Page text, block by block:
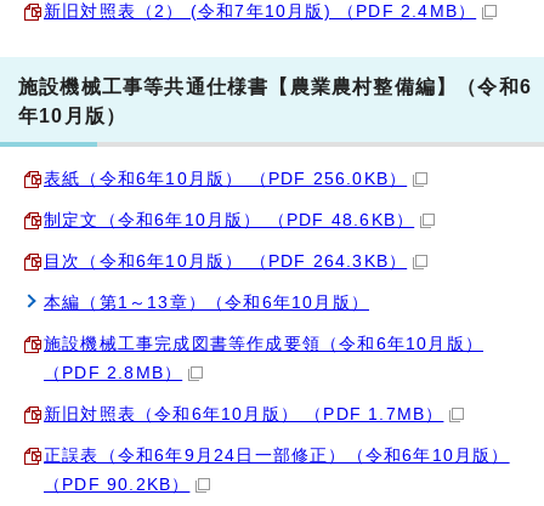
新旧対照表（2） (令和7年10月版) （PDF 2.4MB）
施設機械工事等共通仕様書【農業農村整備編】（令和6
年10月版）
表紙（令和6年10月版） （PDF 256.0KB）
制定文（令和6年10月版） （PDF 48.6KB）
目次（令和6年10月版） （PDF 264.3KB）
本編（第1～13章）（令和6年10月版）
施設機械工事完成図書等作成要領（令和6年10月版）
（PDF 2.8MB）
新旧対照表（令和6年10月版） （PDF 1.7MB）
正誤表（令和6年9月24日一部修正）（令和6年10月版）
（PDF 90.2KB）